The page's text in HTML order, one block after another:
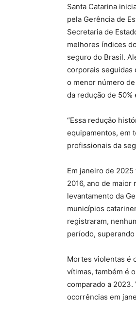
Santa Catarina
pela Gerência de
Secretaria de
melhores índices
seguro do Brasil.
corporais seguidas
o menor número
da redução de
“Essa redução
equipamentos, em
profissionais da
Em janeiro de
2016, ano de
levantamento da
municípios
registraram,
período,
Mortes violentas é
vítimas, também é
comparado a 2023.
ocorrências em